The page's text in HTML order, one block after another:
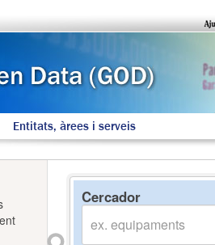
Entitats, àrees i serveis
Cercador